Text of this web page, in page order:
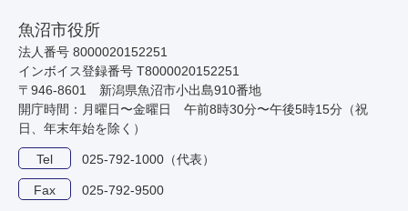
魚沼市役所
法人番号 8000020152251
インボイス登録番号 T8000020152251
〒946-8601 新潟県魚沼市小出島910番地
開庁時間：月曜日〜金曜日 午前8時30分〜午後5時15分（祝
日、年末年始を除く）
Tel 025-792-1000（代表）
Fax 025-792-9500